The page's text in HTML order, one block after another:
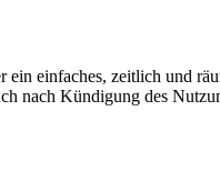
einfaches, zeitlich und
nach Kündigung des